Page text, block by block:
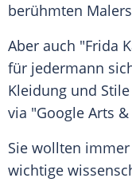
berühmten
Aber auch "Frida
für jedermann
Kleidung und
via "Google Arts
Sie wollten
wichtige